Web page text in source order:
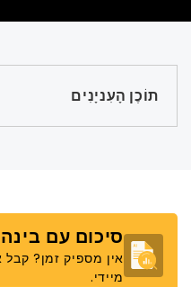
תוֹכֶן הָעִניָנִים
סיכום עם
אין מספיק זמן? קבל
מיידי.